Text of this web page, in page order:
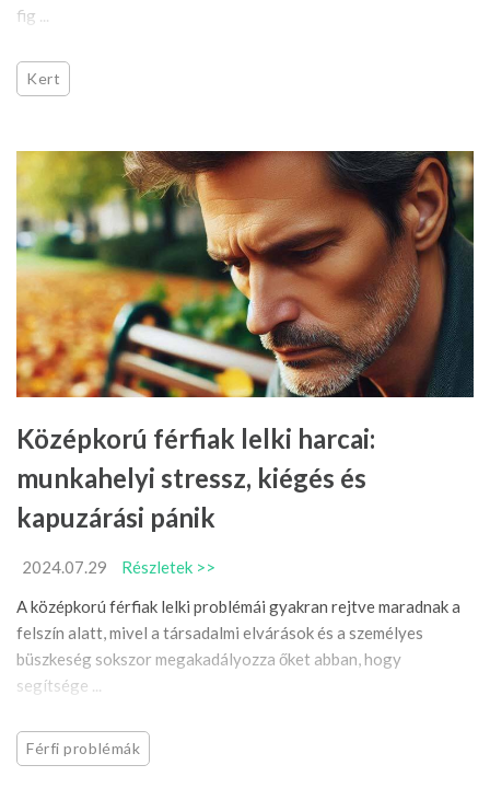
fig ...
Kert
Középkorú férfiak lelki harcai:
munkahelyi stressz, kiégés és
kapuzárási pánik
2024.07.29
Részletek >>
A középkorú férfiak lelki problémái gyakran rejtve maradnak a
felszín alatt, mivel a társadalmi elvárások és a személyes
büszkeség sokszor megakadályozza őket abban, hogy
segítsége ...
Férfi problémák